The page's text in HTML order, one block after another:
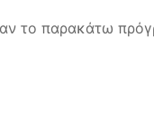
το παρακάτω